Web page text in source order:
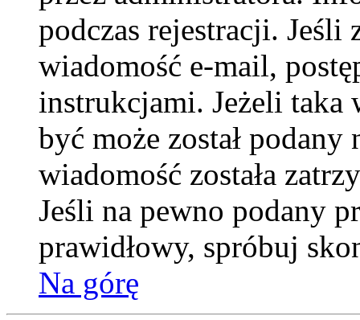
podczas rejestracji. Jeśli
wiadomość e-mail,
instrukcjami. Jeżeli taka
być może został
wiadomość została
Jeśli na pewno podany
prawidłowy, spróbuj
Na górę